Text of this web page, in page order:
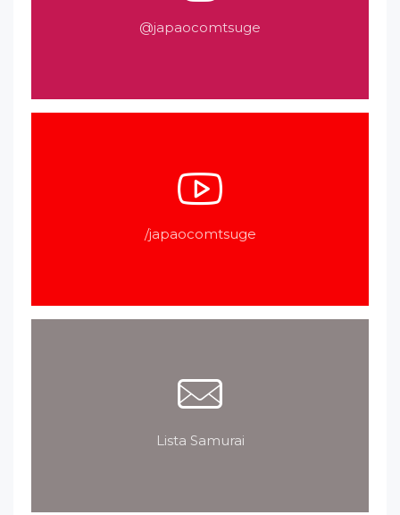
@japaocomtsuge
/japaocomtsuge
Lista Samurai